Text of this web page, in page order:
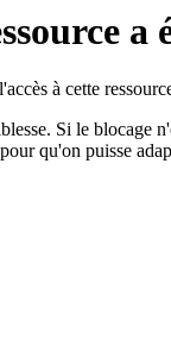
a
à cette
Si le blocage
qu'on puisse